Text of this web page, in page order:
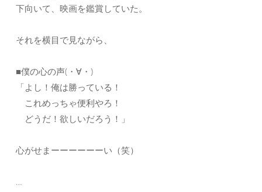
下向いて、映画を鑑賞していた。
それを横目で見ながら、
■僕の心の声(・∀・)
「よし！俺は勝っている！
これめっちゃ便利やろ！
どうだ！欲しいだろう！」
心がせまーーーーーーい（笑）
…